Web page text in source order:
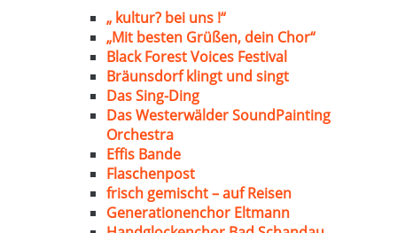
„ kultur? bei uns !“
„Mit besten Grüßen, dein Chor“
Black Forest Voices Festival
Bräunsdorf klingt und singt
Das Sing-Ding
Das Westerwälder SoundPainting
Orchestra
Effis Bande
Flaschenpost
frisch gemischt – auf Reisen
Generationenchor Eltmann